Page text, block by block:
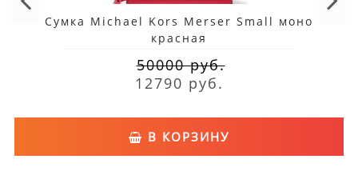
Сумка Michael Kors Merser Small моно
красная
50000 руб.
12790 руб.
В КОРЗИНУ